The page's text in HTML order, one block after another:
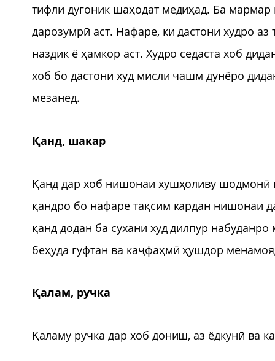
тифли дугоник шаҳодат медиҳад. Ба
дарозумрӣ аст. Нафаре, ки дастони худро
наздик ё ҳамкор аст. Худро седаста хоб
хоб бо дастони худ мисли чашм дунёро
мезанед.
Қанд, шакар
Қанд дар хоб нишонаи хушҳоливу шодмонӣ
қандро бо нафаре тақсим кардан нишонаи
қанд додан ба сухани худ дилпур
беҳуда гуфтан ва каҷфаҳмӣ ҳушдор
Қалам, ручка
Қаламу ручка дар хоб дониш, аз ёдкунӣ ва